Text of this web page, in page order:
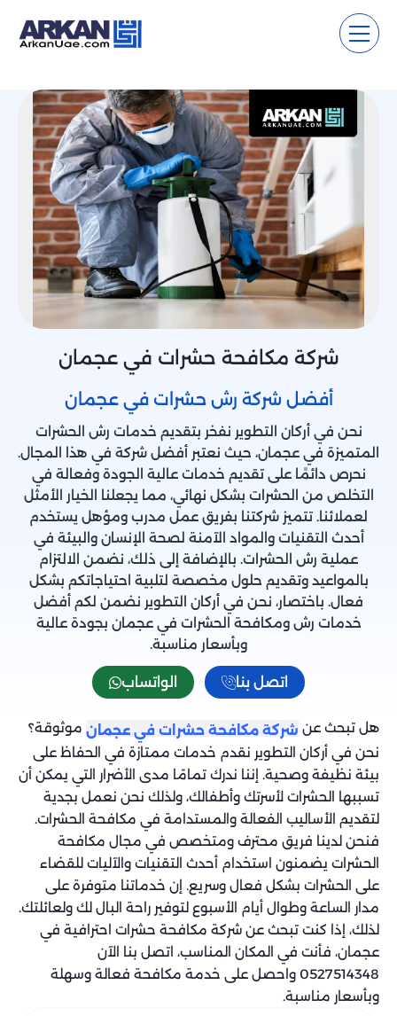
شركة مكافحة حشرات في عجمان
أفضل شركة رش حشرات في عجمان
نحن في أركان التطوير نفخر بتقديم خدمات رش الحشرات
المتميزة في عجمان، حيث نعتبر أفضل شركة في هذا المجال.
نحرص دائمًا على تقديم خدمات عالية الجودة وفعالة في
التخلص من الحشرات بشكل نهائي، مما يجعلنا الخيار الأمثل
لعملائنا. تتميز شركتنا بفريق عمل مدرب ومؤهل يستخدم
أحدث التقنيات والمواد الآمنة لصحة الإنسان والبيئة في
عملية رش الحشرات. بالإضافة إلى ذلك، نضمن الالتزام
بالمواعيد وتقديم حلول مخصصة لتلبية احتياجاتكم بشكل
فعال. باختصار، نحن في أركان التطوير نضمن لكم أفضل
خدمات رش ومكافحة الحشرات في عجمان بجودة عالية
وبأسعار مناسبة.
اتصل بنا الواتساب
هل تبحث عن شركة مكافحة حشرات في عجمان موثوقة؟
نحن في أركان التطوير نقدم خدمات ممتازة في الحفاظ على
بيئة نظيفة وصحية. إننا ندرك تمامًا مدى الأضرار التي يمكن أن
تسببها الحشرات لأسرتك وأطفالك، ولذلك نحن نعمل بجدية
لتقديم الأساليب الفعالة والمستدامة في مكافحة الحشرات.
فنحن لدينا فريق محترف ومتخصص في مجال مكافحة
الحشرات يضمنون استخدام أحدث التقنيات والآليات للقضاء
على الحشرات بشكل فعال وسريع. إن خدماتنا متوفرة على
مدار الساعة وطوال أيام الأسبوع لتوفير راحة البال لك ولعائلتك.
لذلك، إذا كنت تبحث عن شركة مكافحة حشرات احترافية في
عجمان، فأنت في المكان المناسب، اتصل بنا الآن
0527514348 واحصل على خدمة مكافحة فعالة وسهلة
وبأسعار مناسبة.